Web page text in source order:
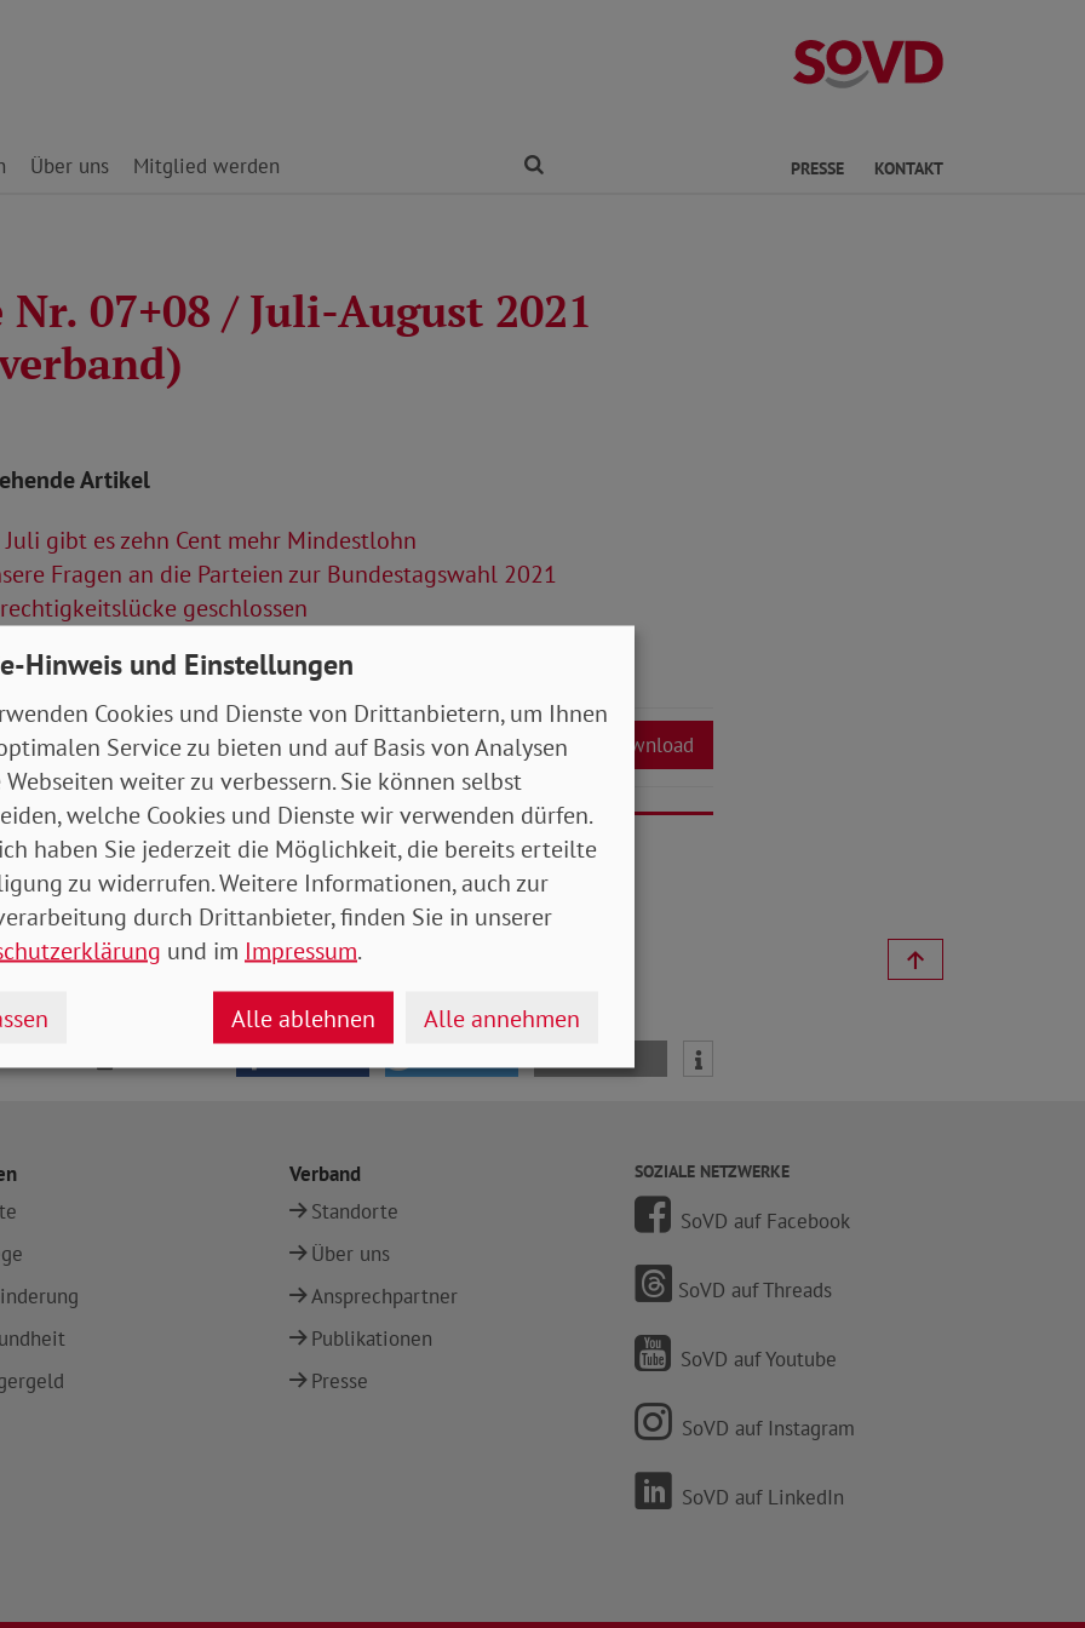
Landesverband
Über uns Mitglied werden PRESSE KONTAKT
Nr. 07+08 / Juli-August 2021
Artikel
Juli gibt es zehn Cent mehr Mindestlohn
Fragen an die Parteien zur Bundestagswahl 2021
geschlossen
Juli/August 2021- 6 MB Download
Verband
Standorte
Über uns
Ansprechpartner
Publikationen
Presse
SOZIALE NETZWERKE
SoVD auf Facebook
SoVD auf Threads
SoVD auf Youtube
SoVD auf Instagram
SoVD auf LinkedIn
Hinweis und Einstellungen
Cookies und Dienste von Drittanbietern, um Ihnen
Service zu bieten und auf Basis von Analysen
Webseiten weiter zu verbessern. Sie können selbst
welche Cookies und Dienste wir verwenden dürfen.
haben Sie jederzeit die Möglichkeit, die bereits erteilte
zu widerrufen. Weitere Informationen, auch zur
durch Drittanbieter, finden Sie in unserer
und im Impressum.
Alle ablehnen Alle annehmen